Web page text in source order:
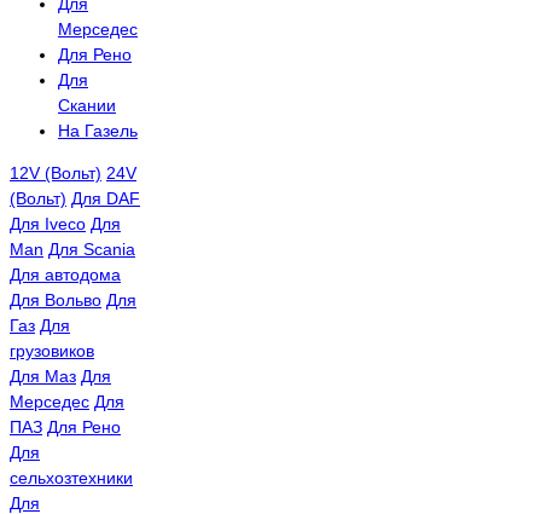
Мерседес
Для Рено
Для
Скании
На Газель
12V (Вольт) 24V
(Вольт) Для DAF
Для Iveco Для
Man Для Scania
Для автодома
Для Вольво Для
Газ Для
грузовиков
Для Маз Для
Мерседес Для
ПАЗ Для Рено
Для
сельхозтехники
Для